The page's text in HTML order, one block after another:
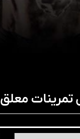
تمرینات معلق